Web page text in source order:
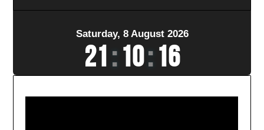
Saturday, 8 August 2026
21:10:17